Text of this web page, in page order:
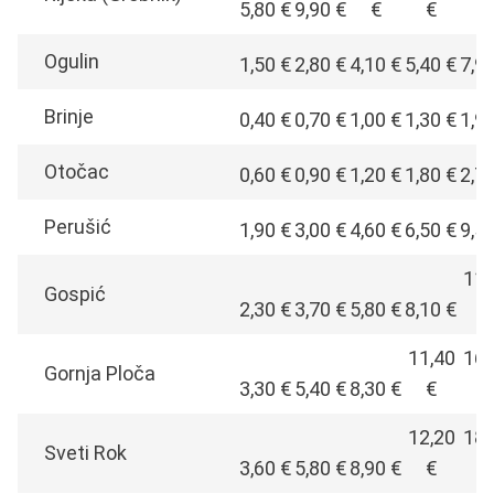
5,80 €9,90 €
€
€
Ogulin 1,50 €2,80 €4,10 €5,40 €
Brinje 0,40 €0,70 €1,00 €1,30 €
Otočac 0,60 €0,90 €1,20 €1,80 €
Perušić 1,90 €3,00 €4,60 €6,50 €
Gospić
2,30 €3,70 €5,80 €8,10 €
Gornja Ploča
3,30 €5,40 €8,30 €
11,40
€
Sveti Rok
3,60 €5,80 €8,90 €
12,20
€